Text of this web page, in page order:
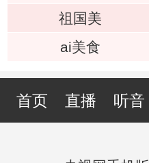
祖国美
ai美食
首页 直播 听音